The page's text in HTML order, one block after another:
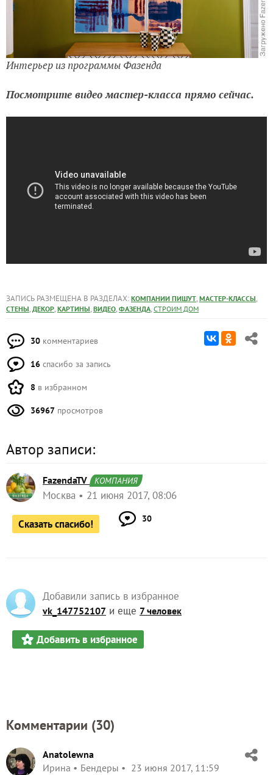
Интерьер из программы Фазенда
Посмотрите видео мастер-класса прямо сейчас.
ЗАПИСЬ РАЗМЕЩЕНА В РАЗДЕЛАХ: КОМПАНИИ ПИШУТ, МАСТЕР-КЛАССЫ,
СТЕНЫ, ДЕКОР, КАРТИНЫ, ВИДЕО, ФАЗЕНДА, СТРОИМ ДОМ
30 комментариев
16 спасибо за запись
8 в избранном
36967 просмотров
Автор записи:
FazendaTV КОМПАНИЯ
Москва 21 июня 2017, 08:06
Сказать спасибо! 30
Добавили запись в избранное
vk_147752107 и еще 7 человек
Добавить в избранное
Комментарии (30)
Anatolewna
Ирина
Бендеры 23 июня 2017, 11:59